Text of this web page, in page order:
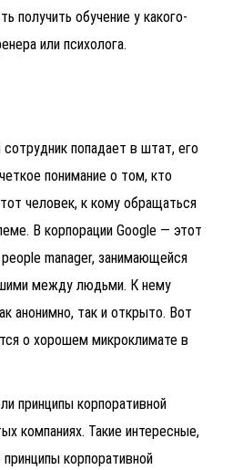
получить обучение у какого-
или психолога.
попадает в штат, его
понимание о том, кто
человек, к кому обращаться
В корпорации Google — этот
manager, занимающейся
между людьми. К нему
анонимно, так и открыто. Вот
о хорошем микроклимате в
принципы корпоративной
компаниях. Такие интересные,
корпоративной